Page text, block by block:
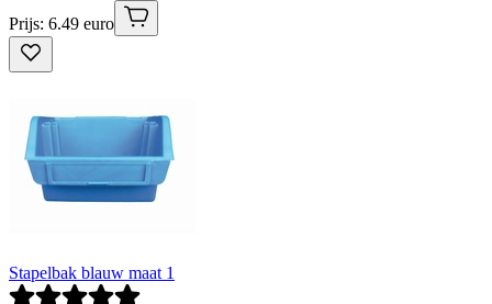
Prijs: 6.49 euro
Stapelbak blauw maat 1